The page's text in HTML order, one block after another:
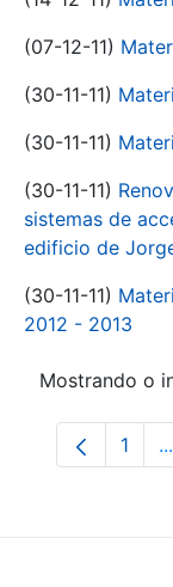
(07-12-11)
(30-11-11)
(30-11-11)
(30-11-11)
sistemas de
edificio de
(30-11-11)
2012 - 2013
Mostrando o
1 ...